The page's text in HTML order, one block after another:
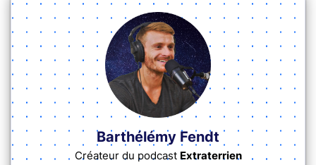
Barthélémy Fendt
Créateur du podcast Extraterrien